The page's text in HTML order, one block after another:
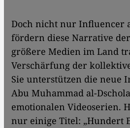
Doch nicht nur Influencer
fördern diese Narrative
größere Medien im Land
Verschärfung der
Sie unterstützen die neue
Abu Muhammad al-
emotionalen Videoserien.
nur einige Titel: „Hundert